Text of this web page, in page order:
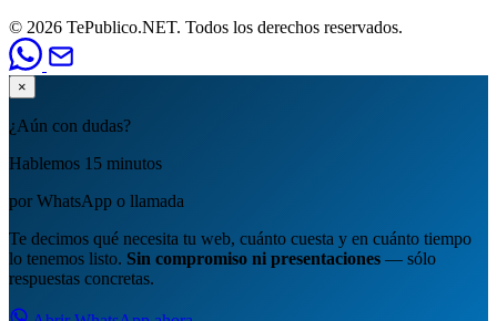
© 2026 TePublico.NET. Todos los derechos reservados.
×
¿Aún con dudas?
Hablemos 15 minutos
por WhatsApp o llamada
Te decimos qué necesita tu web, cuánto cuesta y en cuánto tiempo
lo tenemos listo. Sin compromiso ni presentaciones — sólo
respuestas concretas.